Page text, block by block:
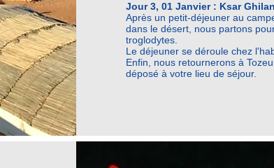
Jour 3, 01 Janvier : Ksar
Après un petit-déjeuner au
dans le désert, nous partons
troglodytes.
Le déjeuner se déroule chez
Enfin, nous retournerons à
déposé à votre lieu de séjour.